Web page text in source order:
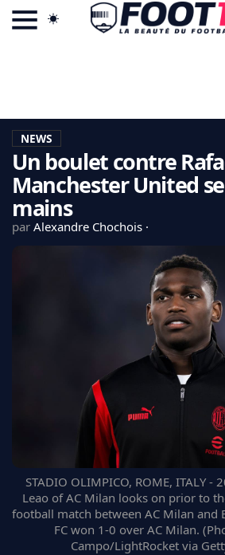
LA CHARTE
VIE PRIVÉE
CGU
CONTACTEZ-NOUS
MANCHESTER UNITED
L'AVIS DE LA RÉDAC'
NEWS
Un boulet contre
Manchester United
mains
par Alexandre Chochois
STADIO OLIMPICO, ROME, ITALY -
Leao of AC Milan looks on prior to
football match between AC Milan and
FC won 1-0 over AC Milan.
Campo/LightRocket via